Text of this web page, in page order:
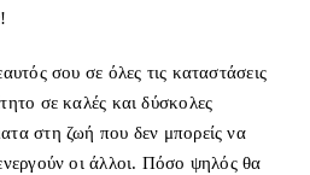
σου σε όλες τις καταστάσεις
σε καλές και δύσκολες
στη ζωή που δεν μπορείς να
οι άλλοι. Πόσο ψηλός θα